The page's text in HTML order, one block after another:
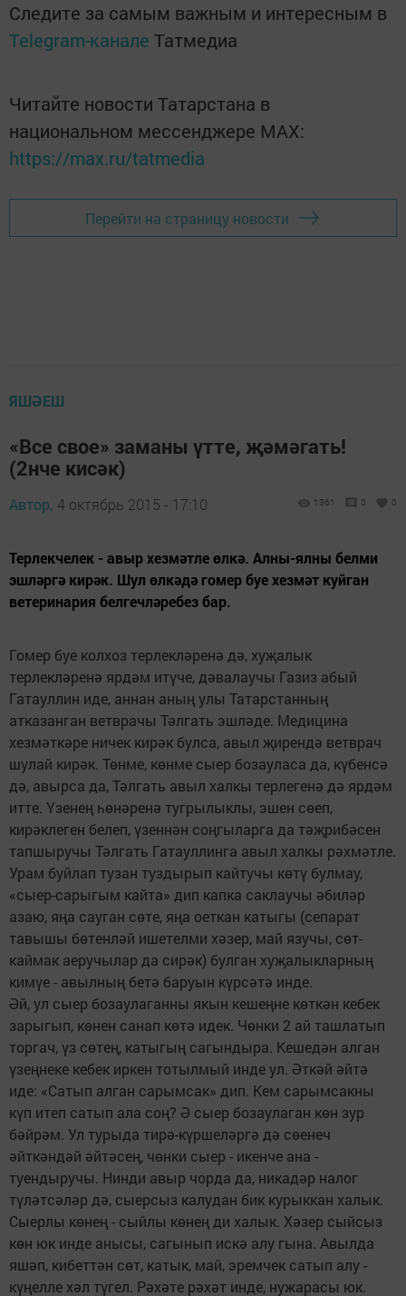
Следите за самым важным и интересным в
Telegram-канале Татмедиа
Читайте новости Татарстана в
национальном мессенджере MАХ:
https://max.ru/tatmedia
Перейти на страницу новости
ЯШӘЕШ
«Все свое» заманы үтте, җәмәгать!
(2нче кисәк)
Автор, 4 октябрь 2015 - 17:10 1361 0 0
Терлекчелек - авыр хезмәтле өлкә. Алны-ялны белми
эшләргә кирәк. Шул өлкәдә гомер буе хезмәт куйган
ветеринария белгечләребез бар.
Гомер буе колхоз терлекләренә дә, хуҗалык
терлекләренә ярдәм итүче, дәвалаучы Газиз абый
Гатауллин иде, аннан аның улы Татарстанның
атказанган ветврачы Тәлгать эшләде. Медицина
хезмәткәре ничек кирәк булса, авыл җирендә ветврач
шулай кирәк. Төнме, көнме сыер бозауласа да, күбенсә
дә, авырса да, Тәлгать авыл халкы терлегенә дә ярдәм
итте. Үзенең һөнәренә тугрылыклы, эшен сөеп,
кирәклеген белеп, үзеннән соңгыларга да тәҗрибәсен
тапшыручы Тәлгать Гатауллинга авыл халкы рәхмәтле.
Урам буйлап тузан туздырып кайтучы көтү булмау,
«сыер-сарыгым кайта» дип капка саклаучы әбиләр
азаю, яңа сауган сөте, яңа оеткан катыгы (сепарат
тавышы бөтенләй ишетелми хәзер, май язучы, сөт-
каймак аеручылар да сирәк) булган хуҗалыкларның
кимүе - авылның бетә баруын күрсәтә инде.
Әй, ул сыер бозаулаганны якын кешеңне көткән кебек
зарыгып, көнен санап көтә идек. Чөнки 2 ай ташлатып
торгач, үз сөтең, катыгың сагындыра. Кешедән алган
үзеңнеке кебек иркен тотылмый инде ул. Әткәй әйтә
иде: «Сатып алган сарымсак» дип. Кем сарымсакны
күп итеп сатып ала соң? Ә сыер бозаулаган көн зур
бәйрәм. Ул турыда тирә-күршеләргә дә сөенеч
әйткәндәй әйтәсең, чөнки сыер - икенче ана -
туендыручы. Нинди авыр чорда да, никадәр налог
түләтсәләр дә, сыерсыз калудан бик курыккан халык.
Сыерлы көнең - сыйлы көнең ди халык. Хәзер сыйсыз
көн юк инде анысы, сагынып искә алу гына. Авылда
яшәп, кибеттән сөт, катык, май, эремчек сатып алу -
күңелле хәл түгел. Рәхәте рәхәт инде, нужарасы юк.